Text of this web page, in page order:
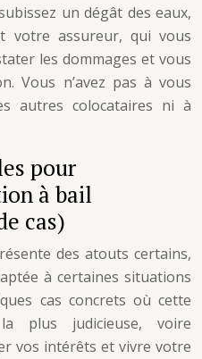
un dégât des eaux,
votre assureur, qui vous
les dommages et vous
Vous n’avez pas à vous
autres colocataires ni à
pour
à bail
cas)
des atouts certains,
à certaines situations
cas concrets où cette
plus judicieuse, voire
vos intérêts et vivre votre